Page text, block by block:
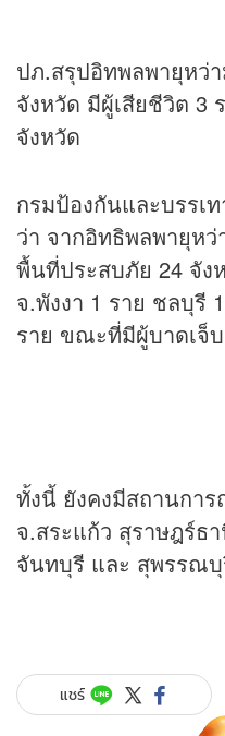
ปภ.สรุปอิทพลพายุหว่
จังหวัด มีผู้เสียชีวิต 3
จังหวัด
กรมป้องกันและบรรเ
ว่า จากอิทธิพลพายุห
พื้นที่ประสบภัย 24 จัง
จ.พังงา 1 ราย ชลบุรี
ราย ขณะที่มีผู้บาดเจ็
ทั้งนี้ ยังคงมีสถานกา
จ.สระแก้ว สุราษฎร์ธ
จันทบุรี และ สุพรรณ
แชร์